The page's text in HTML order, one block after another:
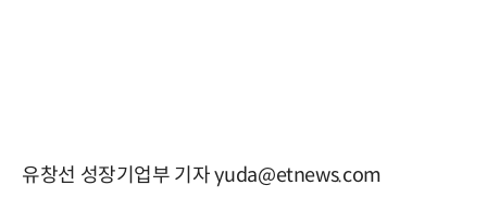
유창선 성장기업부 기자 yuda@etnews.com